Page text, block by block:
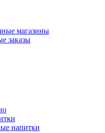
магазины
заказы
напитки